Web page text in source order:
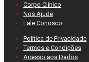
Corpo Clínico
Nos Ajude
Fale Conosco
Política de Privacidade
Termos e Condições
Acesso aos Dados